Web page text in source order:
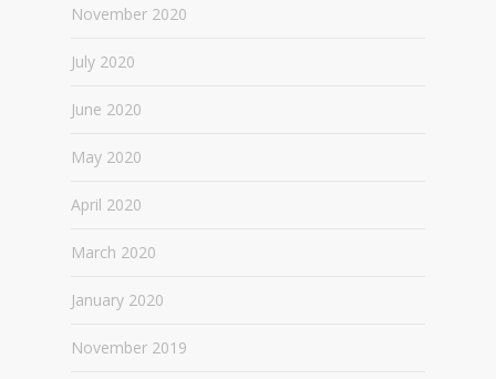
November 2020
July 2020
June 2020
May 2020
April 2020
March 2020
January 2020
November 2019